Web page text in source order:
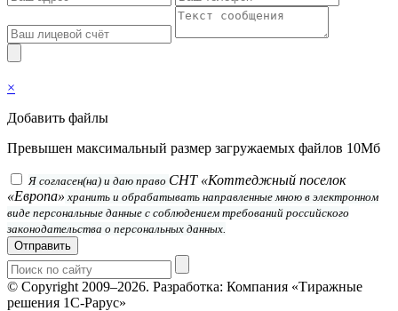
×
Добавить файлы
Превышен максимальный размер загружаемых файлов 10Мб
Я согласен(на) и даю право СНТ «Коттеджный поселок
«Европа» хранить и обрабатывать направленные мною в электронном
виде персональные данные с соблюдением требований российского
законодательства о персональных данных.
Отправить
© Copyright 2009–2026. Разработка: Компания «Тиражные
решения 1С-Рарус»